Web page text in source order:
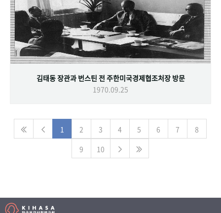
김태동 장관과 번스틴 전 주한미국경제협조처장 방문
1970.09.25
1 2 3 4 5 6 7
8
9
10